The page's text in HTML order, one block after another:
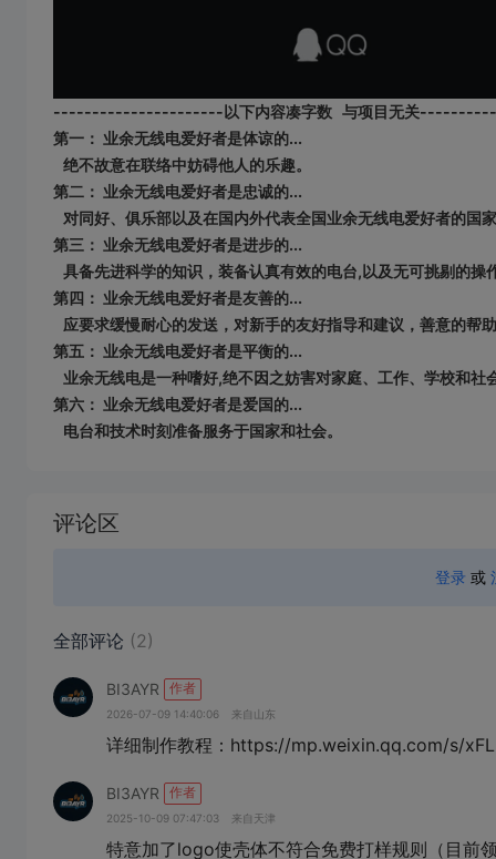
----------------------以下内容凑字数 与项目无关
第一： 业余无线电爱好者是体谅的...
绝不故意在联络中妨碍他人的乐趣。
第二： 业余无线电爱好者是忠诚的...
对同好、俱乐部以及在国内外代表全国业余无线电爱好者的国
第三： 业余无线电爱好者是进步的...
具备先进科学的知识，装备认真有效的电台,以及无可挑剔的操
第四： 业余无线电爱好者是友善的...
应要求缓慢耐心的发送，对新手的友好指导和建议，善意的帮
第五： 业余无线电爱好者是平衡的...
业余无线电是一种嗜好,绝不因之妨害对家庭、工作、学校和社
第六： 业余无线电爱好者是爱国的...
电台和技术时刻准备服务于国家和社会。
失
评论区
登录 或
全部评论 (2)
BI3AYR 作者
2026-07-09 14:40:06 来自山东
详细制作教程：https://mp.weixin.qq.com/s/
BI3AYR 作者
2025-10-09 07:47:03 来自天津
特意加了logo使壳体不符合免费打样规则（目前